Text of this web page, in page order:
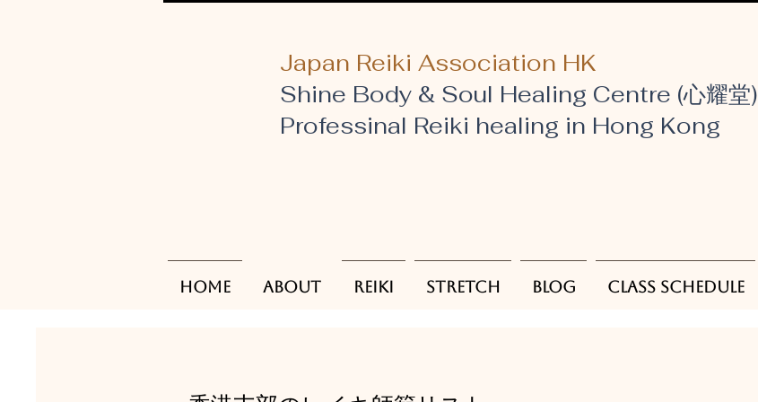
Japan Reiki Association HK
Shine Body & Soul Healing Centre (心耀堂)
​Professinal Reiki healing in Hong Kong
Home About Reiki Stretch Blog Class Schedule